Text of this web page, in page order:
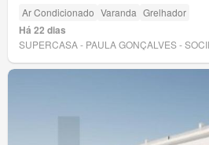
Ar Condicionado Varanda Grelhador
Há 22 dias